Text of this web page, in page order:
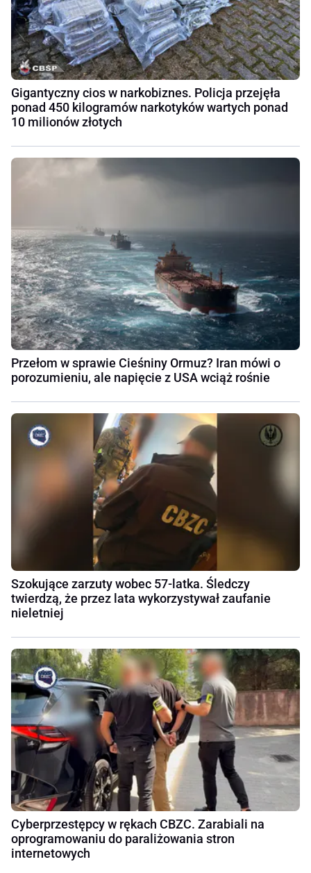
Gigantyczny cios w narkobiznes. Policja przejęła
ponad 450 kilogramów narkotyków wartych ponad
10 milionów złotych
Przełom w sprawie Cieśniny Ormuz? Iran mówi o
porozumieniu, ale napięcie z USA wciąż rośnie
Szokujące zarzuty wobec 57-latka. Śledczy
twierdzą, że przez lata wykorzystywał zaufanie
nieletniej
Cyberprzestępcy w rękach CBZC. Zarabiali na
oprogramowaniu do paraliżowania stron
internetowych